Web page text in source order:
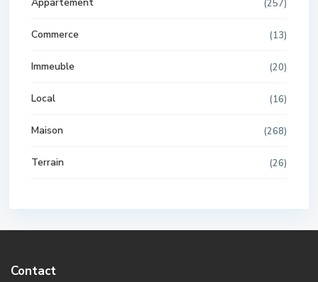
(257)
Commerce (13)
Immeuble (20)
Local (16)
Maison (268)
Terrain (26)
Contact